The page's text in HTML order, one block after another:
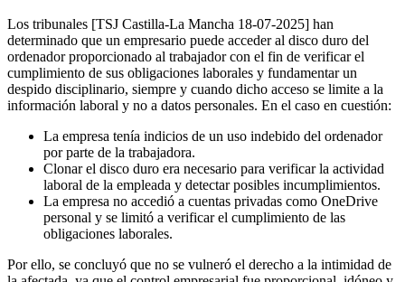
Los tribunales [TSJ Castilla-La Mancha 18-07-2025] han
determinado que un empresario puede acceder al disco duro del
ordenador proporcionado al trabajador con el fin de verificar el
cumplimiento de sus obligaciones laborales y fundamentar un
despido disciplinario, siempre y cuando dicho acceso se limite a la
información laboral y no a datos personales. En el caso en cuestión:
La empresa tenía indicios de un uso indebido del ordenador
por parte de la trabajadora.
Clonar el disco duro era necesario para verificar la actividad
laboral de la empleada y detectar posibles incumplimientos.
La empresa no accedió a cuentas privadas como OneDrive
personal y se limitó a verificar el cumplimiento de las
obligaciones laborales.
Por ello, se concluyó que no se vulneró el derecho a la intimidad de